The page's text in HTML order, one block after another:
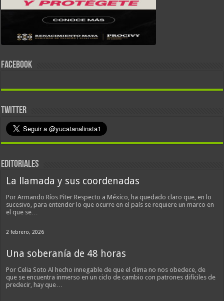
FACEBOOK
TWITTER
EDITORIALES
La llamada y sus coordenadas
Por Armando Ríos Piter Respecto a México, ha quedado claro que, en lo
sucesivo, para entender lo que ocurre en el país se requiere un marco en
el que se…
2 febrero, 2026
Una soberanía de 48 horas
Por Celia Soto Al hecho innegable de que el clima no nos obedece, de
que se encuentra inmerso en un ciclo de cambio con patrones difíciles de
predecir, hay que…